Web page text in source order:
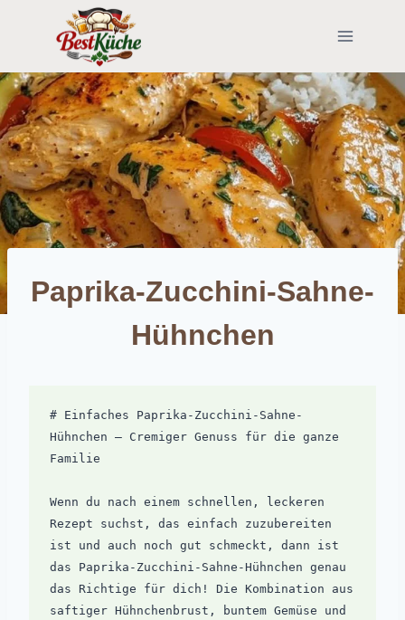
Paprika-Zucchini-Sahne-
Hühnchen
# Einfaches Paprika-Zucchini-Sahne-
Hühnchen – Cremiger Genuss für die ganze
Familie
Wenn du nach einem schnellen, leckeren
Rezept suchst, das einfach zuzubereiten
ist und auch noch gut schmeckt, dann ist
das Paprika-Zucchini-Sahne-Hühnchen genau
das Richtige für dich! Die Kombination aus
saftiger Hühnchenbrust, buntem Gemüse und